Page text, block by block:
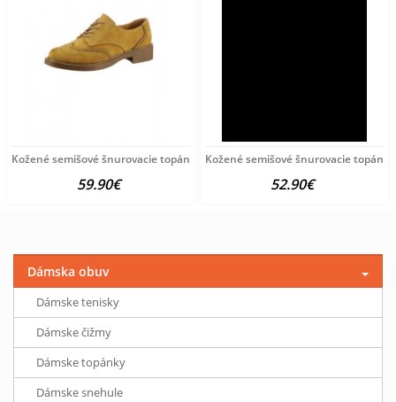
Kožené semišové šnurovacie topánky Andrea Conti, žlté
59.90€
Kožené semišové šnurovacie
52.90€
Dámska obuv
Dámske tenisky
Dámske čižmy
Dámske topánky
Dámske snehule